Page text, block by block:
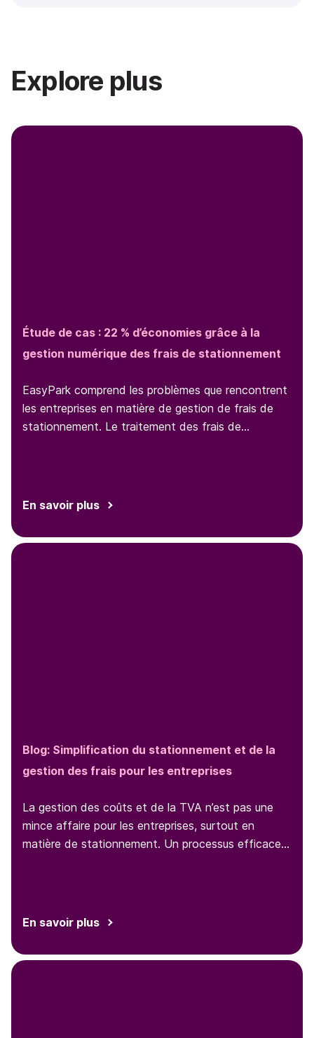
Explore plus
Étude de cas : 22 % d’économies grâce à la
gestion numérique des frais de stationnement
EasyPark comprend les problèmes que rencontrent
les entreprises en matière de gestion de frais de
stationnement. Le traitement des frais de
Business élimine cette complexité grâce à une
numérique. Elle simplifie également toutes les
En savoir plus
Blog: Simplification du stationnement et de la
gestion des frais pour les entreprises
La gestion des coûts et de la TVA n’est pas une
mince affaire pour les entreprises, surtout en
matière de stationnement. Un processus efficace
En savoir plus